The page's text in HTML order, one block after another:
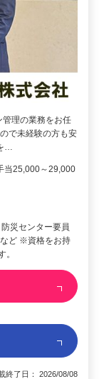
理の業務をお任
で未経験の方も安
…
当25,000～29,000
災センター要員
など ※資格をお持
。
了日： 2026/08/08